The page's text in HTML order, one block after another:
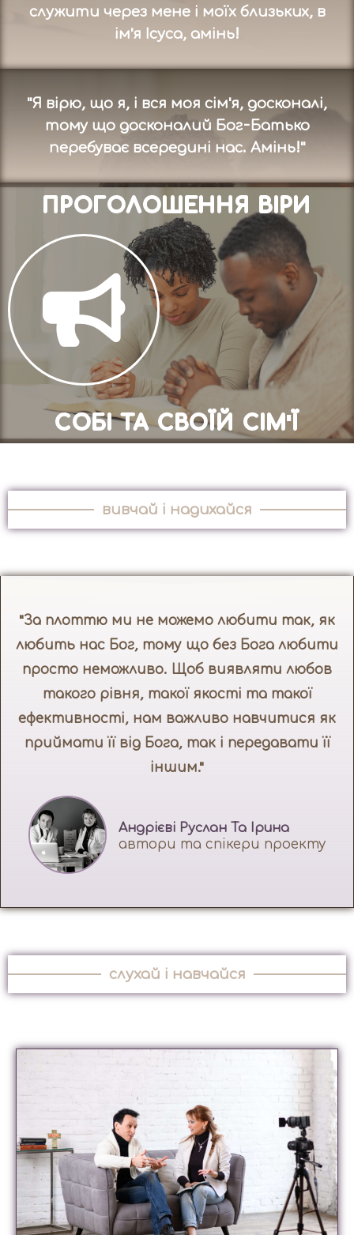
служити через мене і моїх близьких, в
ім'я Ісуса, амінь!
"Я вірю, що я, і вся моя сім'я, досконалі,
тому що досконалий Бог-Батько
перебуває всередині нас. Амінь!"
ПРОГОЛОШЕННЯ ВІРИ
СОБІ ТА СВОЇЙ СІМ'Ї
вивчай і надихайся
"За плоттю ми не можемо любити так, як
любить нас Бог, тому що без Бога любити
просто неможливо. Щоб виявляти любов
такого рівня, такої якості та такої
ефективності, нам важливо навчитися як
приймати її від Бога, так і передавати її
іншим."
Андрієві Руслан Та Ірина
автори та спікери проекту
слухай і навчайся